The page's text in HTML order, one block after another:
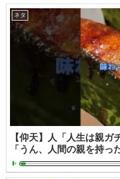
ネタ
【仰天】人「人生は親ガ
「うん、人間の親を持っ